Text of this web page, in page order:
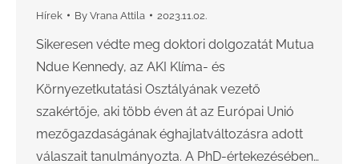
Hírek By Vrana Attila 2023.11.02.
Sikeresen védte meg doktori dolgozatát Mutua
Ndue Kennedy, az AKI Klíma- és
Környezetkutatási Osztályának vezető
szakértője, aki több éven át az Európai Unió
mezőgazdaságának éghajlatváltozásra adott
válaszait tanulmányozta. A PhD-értekezésében…